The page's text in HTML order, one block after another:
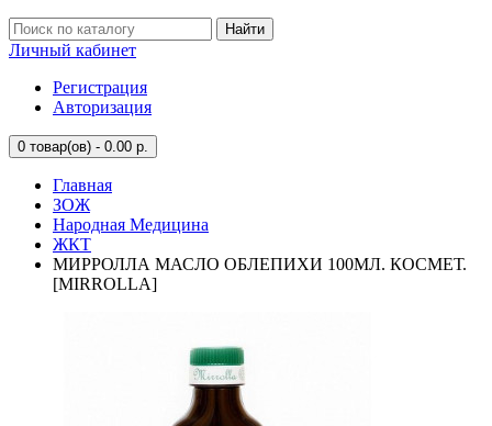
Найти
Личный кабинет
Регистрация
Авторизация
0 товар(ов) - 0.00 р.
Главная
ЗОЖ
Народная Медицина
ЖКТ
МИРРОЛЛА МАСЛО ОБЛЕПИХИ 100МЛ. КОСМЕТ.
[MIRROLLA]